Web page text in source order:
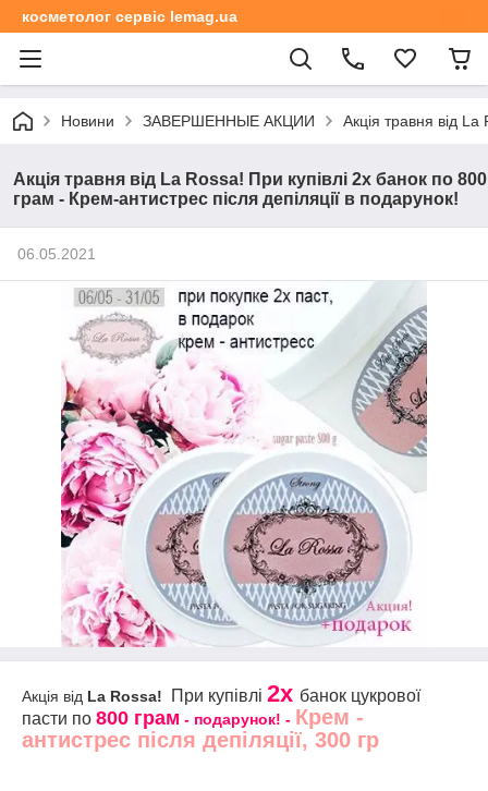
косметолог сервіс lemag.ua
Новини ЗАВЕРШЕННЫЕ АКЦИИ Акція травня від
Акція травня від La Rossa! При купівлі 2x банок по 800
грам - Крем-антистрес після депіляції в подарунок!
06.05.2021
Акція від La Rossa! При купівлі 2x банок цукрової
пасти по 800 грам - подарунок! - Крем -
антистрес після депіляції, 300 гр